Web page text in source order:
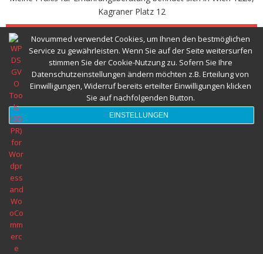
Abnehmspritze und Ernährungsberatung
Herzgesund Essen und Trinken
Kagraner Platz 12
TERMINVEREINBAREN
Ernährungsberatung Wien © 2022 Alle Rechte vorbehalten novumMED
Novummed verwendet Cookies, um Ihnen den bestmöglichen
Service zu gewährleisten. Wenn Sie auf der Seite weitersurfen
stimmen Sie der Cookie-Nutzung zu. Sofern Sie Ihre
Datenschutzeinstellungen ändern möchten z.B. Erteilung von
Einwilligungen, Widerruf bereits erteilter Einwilligungen klicken
Sie auf nachfolgenden Button.
EINSTELLUNGEN